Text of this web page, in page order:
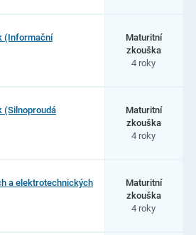
(Informační
Maturitní
zkouška
4 roky
(Silnoproudá
Maturitní
zkouška
4 roky
a elektrotechnických
Maturitní
zkouška
4 roky